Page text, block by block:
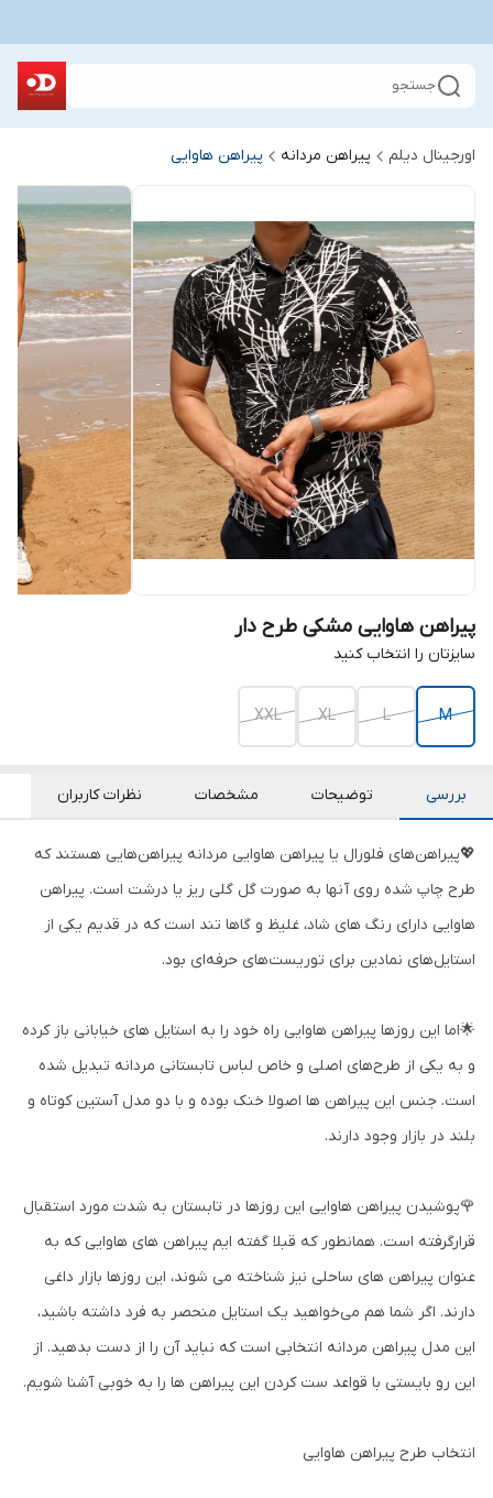
جستجو
اورجینال دیلم پیراهن مردانه پیراهن هاوایی
پیراهن هاوایی مشکی طرح دار
سایزتان را انتخاب کنید
M
L
XL
XXL
بررسی توضیحات مشخصات نظرات کاربران
💖پیراهن‌های فلورال یا پیراهن هاوایی مردانه پیراهن‌هایی هستند که
طرح چاپ شده روی آنها به صورت گل گلی ریز یا درشت است. پیراهن
هاوایی دارای رنگ های شاد، غلیظ و گاها تند است که در قدیم یکی از
استایل‌های نمادین برای توریست‌های حرفه‌ای بود.
🌟اما این روزها پیراهن هاوایی راه خود را به استایل های خیابانی باز کرده
و به یکی از طرح‌های اصلی و خاص لباس تابستانی مردانه تبدیل شده
است. جنس این پیراهن ها اصولا خنک بوده و با دو مدل آستین کوتاه و
بلند در بازار وجود دارند.
🌹پوشیدن پیراهن هاوایی این روزها در تابستان به شدت مورد استقبال
قرارگرفته است. همانطور که قبلا گفته ایم پیراهن های هاوایی که به
عنوان پیراهن های ساحلی نیز شناخته می شوند، این روزها بازار داغی
دارند. اگر شما هم می‌خواهید یک استایل منحصر به فرد داشته باشید،
این مدل پیراهن مردانه انتخابی است که نباید آن را از دست بدهید. از
این رو بایستی با قواعد ست کردن این پیراهن ها را به خوبی آشنا شویم.
انتخاب طرح پیراهن هاوایی